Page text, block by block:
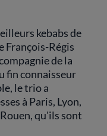
kebabs de
François-Régis
de la
fin connaisseur
le trio a
à Paris, Lyon,
qu'ils sont